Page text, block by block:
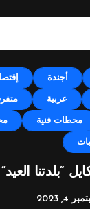
أجندة
عربية
محطات فنية
“بلدتنا
4, 2023